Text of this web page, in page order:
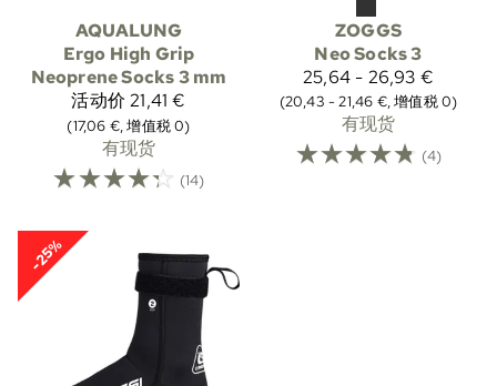
AQUALUNG
Ergo High Grip
Neoprene Socks 3 mm
活动价 21,41 €
(17,06 €, 增值税 0)
有现货
☆☆☆☆☆ (14)
ZOGGS
Neo Socks 3
25,64 - 26,93 €
(20,43 - 21,46 €, 增值税 0)
有现货
☆☆☆☆☆ (4)
-25%